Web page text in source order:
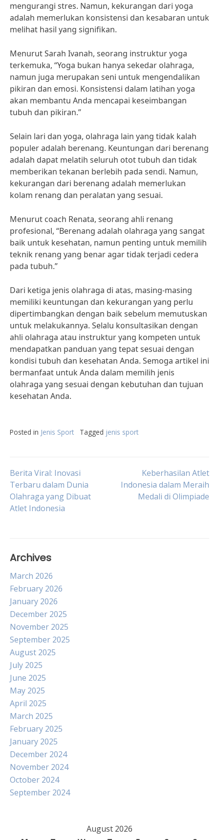
mengurangi stres. Namun, kekurangan dari yoga
adalah memerlukan konsistensi dan kesabaran untuk
melihat hasil yang signifikan.
Menurut Sarah Ivanah, seorang instruktur yoga
terkemuka, “Yoga bukan hanya sekedar olahraga,
namun juga merupakan seni untuk mengendalikan
pikiran dan emosi. Konsistensi dalam latihan yoga
akan membantu Anda mencapai keseimbangan
tubuh dan pikiran.”
Selain lari dan yoga, olahraga lain yang tidak kalah
populer adalah berenang. Keuntungan dari berenang
adalah dapat melatih seluruh otot tubuh dan tidak
memberikan tekanan berlebih pada sendi. Namun,
kekurangan dari berenang adalah memerlukan
kolam renang dan peralatan yang sesuai.
Menurut coach Renata, seorang ahli renang
profesional, “Berenang adalah olahraga yang sangat
baik untuk kesehatan, namun penting untuk memilih
teknik renang yang benar agar tidak terjadi cedera
pada tubuh.”
Dari ketiga jenis olahraga di atas, masing-masing
memiliki keuntungan dan kekurangan yang perlu
dipertimbangkan dengan baik sebelum memutuskan
untuk melakukannya. Selalu konsultasikan dengan
ahli olahraga atau instruktur yang kompeten untuk
mendapatkan panduan yang tepat sesuai dengan
kondisi tubuh dan kesehatan Anda. Semoga artikel ini
bermanfaat untuk Anda dalam memilih jenis
olahraga yang sesuai dengan kebutuhan dan tujuan
kesehatan Anda.
Posted in Jenis Sport Tagged jenis sport
Post
navigation
Berita Viral: Inovasi
Terbaru dalam Dunia
Olahraga yang Dibuat
Atlet Indonesia
Keberhasilan Atlet
Indonesia dalam Meraih
Medali di Olimpiade
Archives
March 2026
February 2026
January 2026
December 2025
November 2025
September 2025
August 2025
July 2025
June 2025
May 2025
April 2025
March 2025
February 2025
January 2025
December 2024
November 2024
October 2024
September 2024
August 2026